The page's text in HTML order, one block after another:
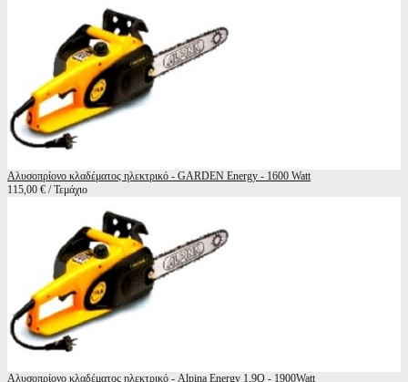
Αλυσοπρίονο κλαδέματος ηλεκτρικό - GARDEN Energy - 1600 Watt
115,00 € / Τεμάχιο
Αλυσοπρίονο κλαδέματος ηλεκτρικό - Alpina Energy 1,9Q - 1900Watt